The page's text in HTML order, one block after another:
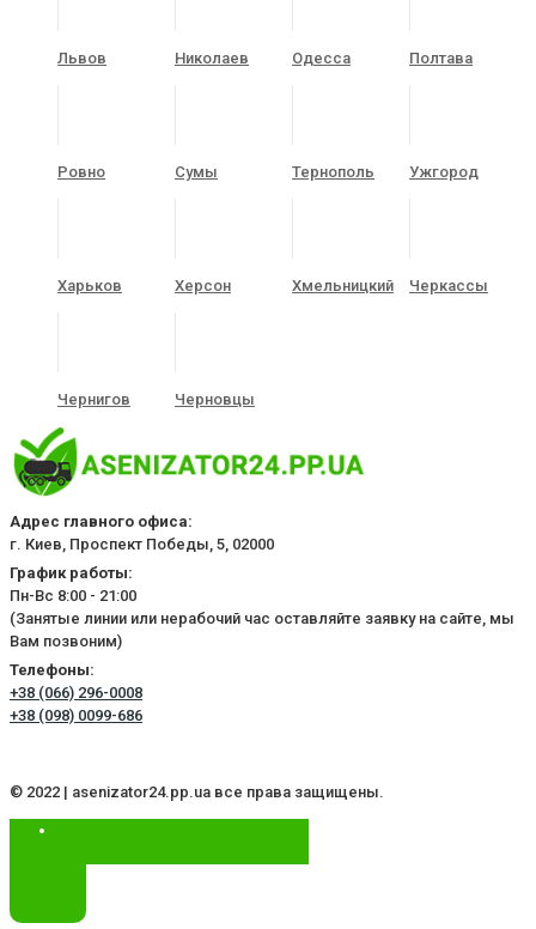
Львов Николаев Одесса Полтава
Ровно Сумы Тернополь Ужгород
Харьков Херсон Хмельницкий Черкассы
Чернигов Черновцы
Адрес главного офиса:
г. Киев, Проспект Победы, 5, 02000
График работы:
Пн-Вс 8:00 - 21:00
(Занятые линии или нерабочий час оставляйте заявку на сайте, мы
Вам позвоним)
Телефоны:
+38 (066) 296-0008
+38 (098) 0099-686
© 2022 | asenizator24.pp.ua все права защищены.